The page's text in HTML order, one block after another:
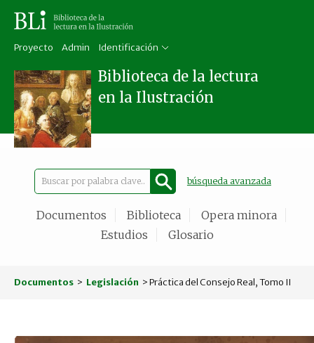
Proyecto Admin Identificación
Biblioteca de la lectura
en la Ilustración
búsqueda avanzada
Documentos Biblioteca
Opera minora
Estudios
Glosario
Documentos > Legislación > Práctica del Consejo Real, Tomo II